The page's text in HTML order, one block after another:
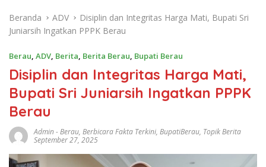
Beranda ADV
Disiplin dan Integritas Harga Mati, Bupati Sri
Juniarsih Ingatkan PPPK Berau
Berau, ADV, Berita, Berita Berau, Bupati Berau
Disiplin dan Integritas Harga Mati,
Bupati Sri Juniarsih Ingatkan PPPK
Berau
Admin-Berau, Berbicara Fakta Terkini, BupatiBerau, Topik Berita
September 27, 2025